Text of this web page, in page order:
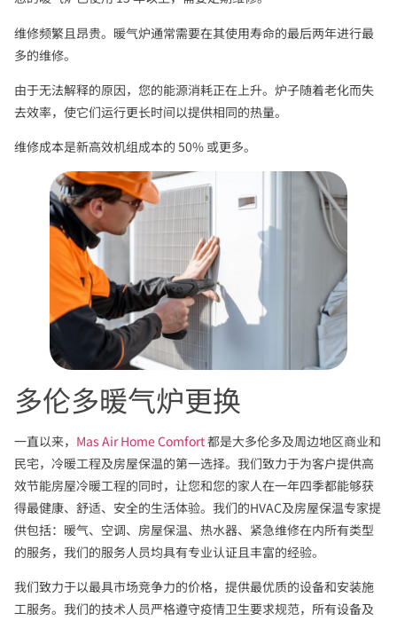
维修频繁且昂贵。暖气炉通常需要在其使用寿命的最后两年进行最
多的维修。
由于无法解释的原因，您的能源消耗正在上升。炉子随着老化而失
去效率，使它们运行更长时间以提供相同的热量。
维修成本是新高效机组成本的 50% 或更多。
多伦多暖气炉更换
一直以来， Mas Air Home Comfort都是大多伦多及周边地区商业和
民宅，冷暖工程及房屋保温的第一选择。我们致力于为客户提供高
效节能房屋冷暖工程的同时，让您和您的家人在一年四季都能够获
得最健康、舒适、安全的生活体验。我们的HVAC及房屋保温专家提
供包括：暖气、空调、房屋保温、热水器、紧急维修在内所有类型
的服务，我们的服务人员均具有专业认证且丰富的经验。
我们致力于以最具市场竞争力的价格，提供最优质的设备和安装施
工服务。我们的技术人员严格遵守疫情卫生要求规范，所有设备及